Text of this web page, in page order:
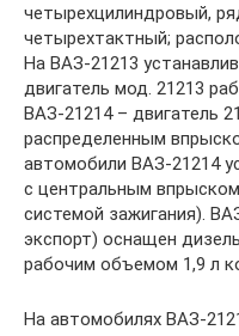
четырехцилиндровый,
четырехтактный;
На ВАЗ-21213
двигатель мод. 21213
ВАЗ-21214 – двигатель
распределенным
автомобили ВАЗ-21214
с центральным
системой зажигания).
экспорт) оснащен
рабочим объемом 1,9 л
На автомобилях ВАЗ-